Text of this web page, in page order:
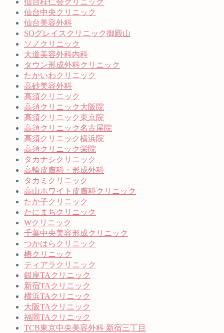
仙台中央クリニック
仙台美容外科
SOグレイスクリニック御殿山
ソノクリニック
大道美容外科内科
タウン形成外科クリニック
たかいわクリニック
高砂美容外科
高須クリニック
高須クリニック大阪院
高須クリニック東京院
高須クリニック名古屋院
高須クリニック横浜院
高須クリニック栄院
タカナシクリニック
高輪皮膚科・形成外科
タカミクリニック
高山ホワイト皮膚科クリニック
たか子クリニック
たにまちクリニック
Wクリニック
千葉中央美容形成クリニック
つかはらクリニック
椿クリニック
ティアラクリニック
銀座TAクリニック
新宿TAクリニック
横浜TAクリニック
大阪TAクリニック
福岡TAクリニック
TCB東京中央美容外科 新宿三丁目